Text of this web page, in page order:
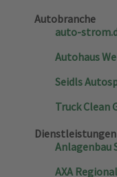
Autobranche
auto-
Autohaus
Seidls
Truck Clean
Dienstleistungen
Anlagenbau
AXA